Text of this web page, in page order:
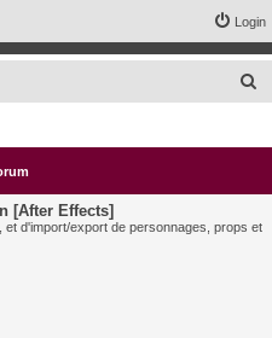
Login
c
h
[After Effects]
et d'import/export de personnages, props et